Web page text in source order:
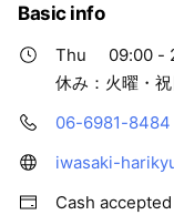
Basic info
Thu
09:00 -
休み：火曜・
06-6981-8484
iwasaki-
Cash accepted